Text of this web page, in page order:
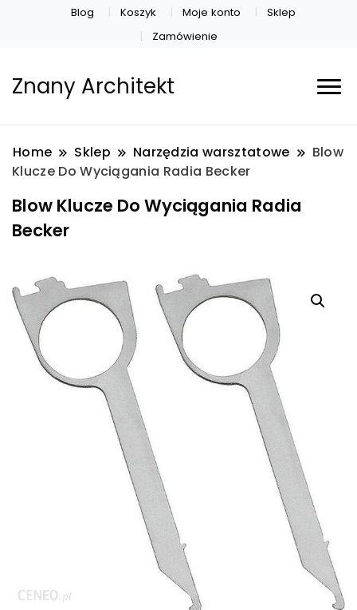
Blog Koszyk Moje konto
Sklep
Zamówienie
Znany Architekt
Home Sklep Narzędzia warsztatowe
Blow
Klucze Do Wyciągania Radia Becker
Blow Klucze Do Wyciągania Radia
Becker